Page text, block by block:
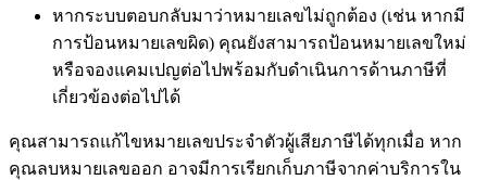
หากระบบตอบกลับมาว่าหมายเลขไม่ถูกต้อง (เช่น หากมี
การป้อนหมายเลขผิด) คุณยังสามารถป้อนหมายเลขใหม่
หรือจองแคมเปญต่อไปพร้อมกับดำเนินการด้านภาษีที่
เกี่ยวข้องต่อไปได้
คุณสามารถแก้ไขหมายเลขประจำตัวผู้เสียภาษีได้ทุกเมื่อ หาก
คุณลบหมายเลขออก อาจมีการเรียกเก็บภาษีจากค่าบริการใน